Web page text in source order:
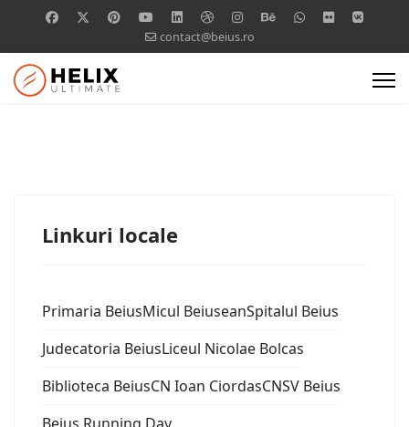
contact@beius.ro
Linkuri locale
Primaria BeiusMicul BeiuseanSpitalul Beius
Judecatoria BeiusLiceul Nicolae Bolcas
Biblioteca BeiusCN Ioan CiordasCNSV Beius